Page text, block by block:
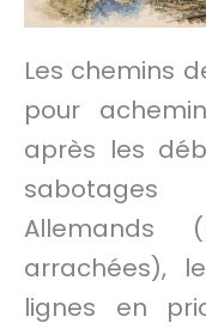
Les chemins
pour
après les
sabotages
Allemands
arrachées),
lignes en